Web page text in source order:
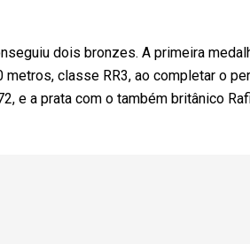
dois bronzes. A primeira
classe RR3, ao completar o
e a prata com o também britânico